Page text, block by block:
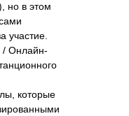
но в этом
участие.
/ Онлайн-
которые